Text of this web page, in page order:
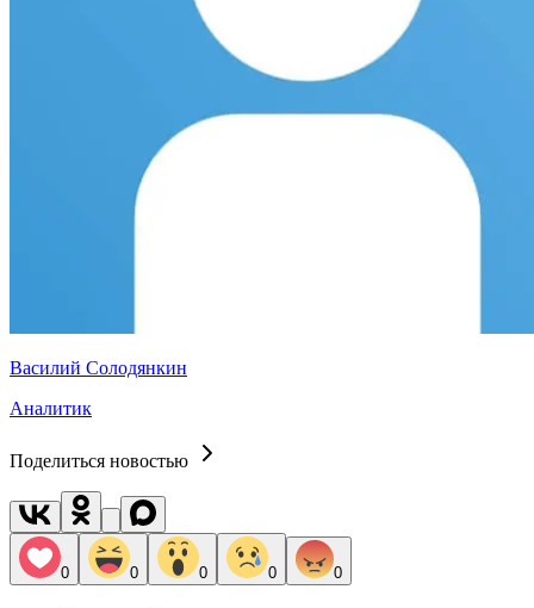
Василий Солодянкин
Аналитик
Поделиться новостью
0 0 0 0 0